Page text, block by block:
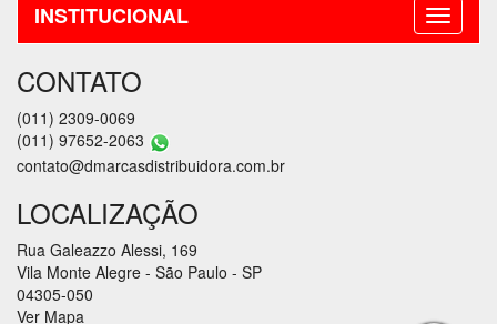
INSTITUCIONAL
CONTATO
(011) 2309-0069
(011) 97652-2063
contato@dmarcasdistribuidora.com.br
LOCALIZAÇÃO
Rua Galeazzo Alessi, 169
Vila Monte Alegre - São Paulo - SP
04305-050
Ver Mapa